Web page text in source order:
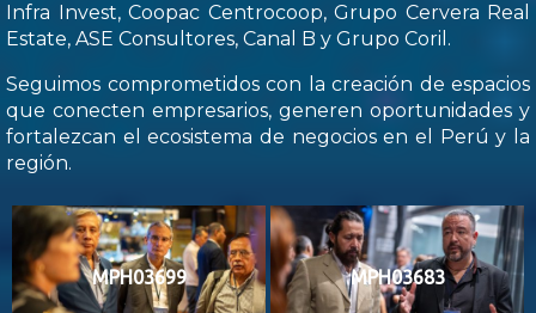
Infra Invest, Coopac Centrocoop, Grupo Cervera Real
Estate, ASE Consultores, Canal B y Grupo Coril.
Seguimos comprometidos con la creación de espacios
que conecten empresarios, generen oportunidades y
fortalezcan el ecosistema de negocios en el Perú y la
región.
MPH03699 MPH03683